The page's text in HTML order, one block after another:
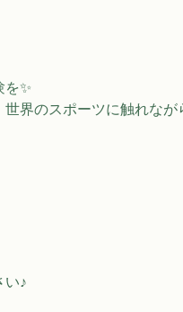
✨
界のスポーツに触れなが
い♪